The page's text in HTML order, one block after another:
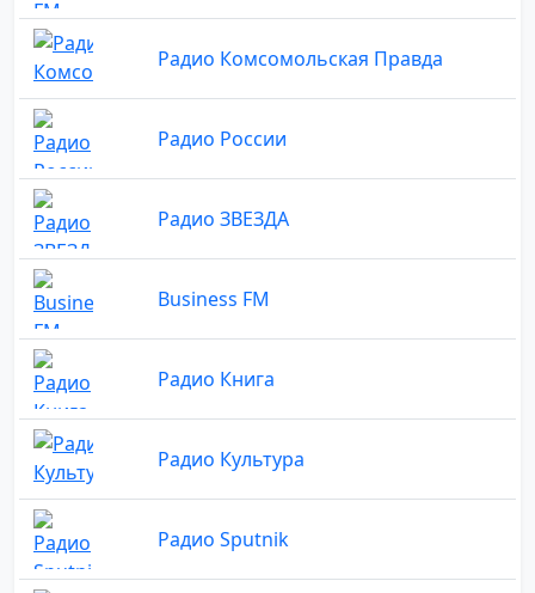
Радио Комсомольская Правда
Радио России
Радио ЗВЕЗДА
Business FM
Радио Книга
Радио Культура
Радио Sputnik